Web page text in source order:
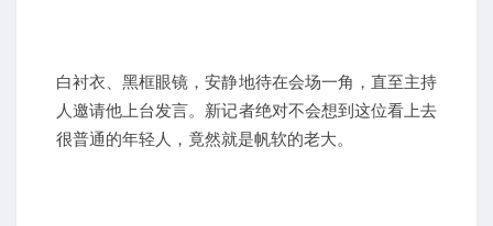
白衬衣、黑框眼镜，安静地待在会场一角，直至主持
人邀请他上台发言。 新记者绝对不会想到这位看上去
很普通的年轻人，竟然就是帆软的老大。